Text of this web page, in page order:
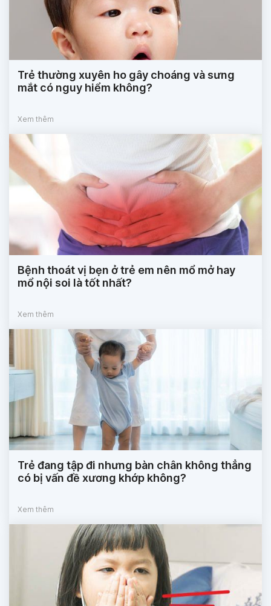
Trẻ thường xuyên ho gây choáng và sưng
mắt có nguy hiểm không?
Xem thêm
Bệnh thoát vị bẹn ở trẻ em nên mổ mở hay
mổ nội soi là tốt nhất?
Xem thêm
Trẻ đang tập đi nhưng bàn chân không thẳng
có bị vấn đề xương khớp không?
Xem thêm